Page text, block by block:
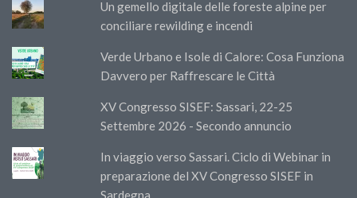
Un gemello digitale delle foreste alpine per
conciliare rewilding e incendi
Verde Urbano e Isole di Calore: Cosa Funziona
Davvero per Raffrescare le Città
XV Congresso SISEF: Sassari, 22-25
Settembre 2026 - Secondo annuncio
In viaggio verso Sassari. Ciclo di Webinar in
preparazione del XV Congresso SISEF in
Sardegna